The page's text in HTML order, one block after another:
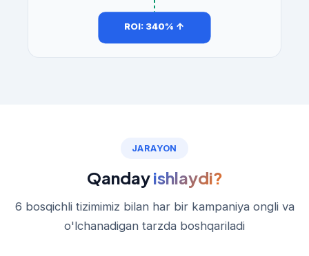
ROI: 340% ↑
JARAYON
Qandayishlaydi?
6 bosqichli tizimimiz bilan har bir kampaniya ongli va
o'lchanadigan tarzda boshqariladi